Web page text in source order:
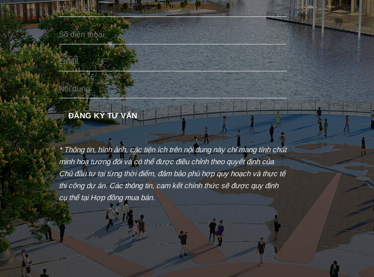
* Thông tin, hình ảnh, các tiện ích trên nội dung này chỉ mang tính chất
minh hoạ tương đối và có thể được điều chỉnh theo quyết định của
Chủ đầu tư tại từng thời điểm, đảm bảo phù hợp quy hoạch và thực tế
thi công dự án. Các thông tin, cam kết chính thức sẽ được quy định
cụ thể tại Hợp đồng mua bán.